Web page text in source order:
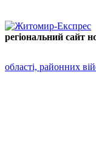
регіональний сайт
області, районних